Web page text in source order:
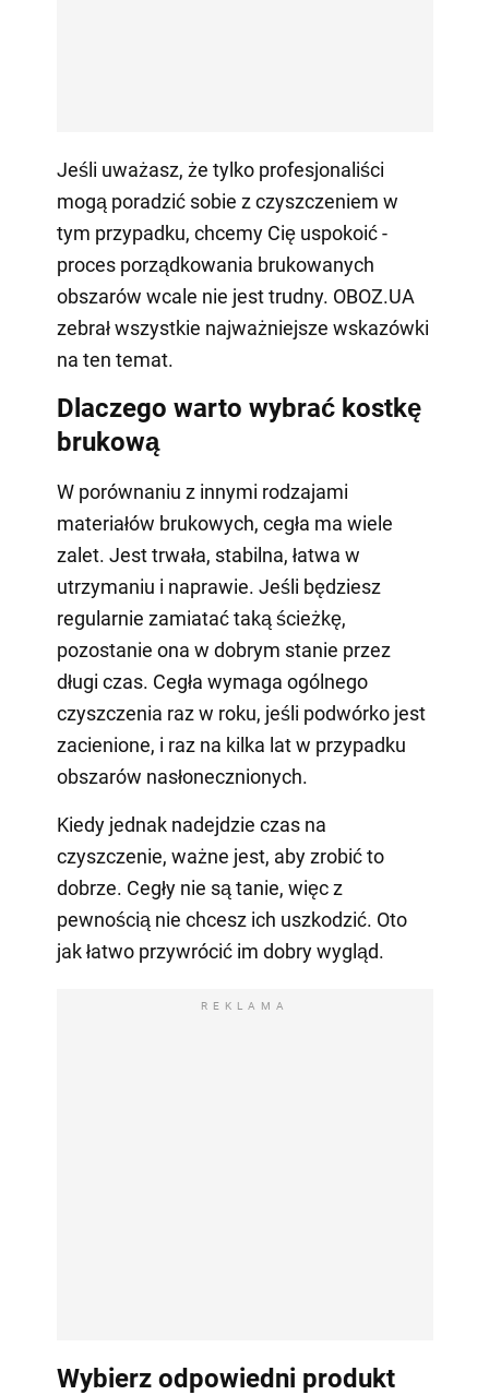
Jeśli uważasz, że tylko profesjonaliści
mogą poradzić sobie z czyszczeniem w
tym przypadku, chcemy Cię uspokoić -
proces porządkowania brukowanych
obszarów wcale nie jest trudny. OBOZ.UA
zebrał wszystkie najważniejsze wskazówki
na ten temat.
Dlaczego warto wybrać kostkę
brukową
W porównaniu z innymi rodzajami
materiałów brukowych, cegła ma wiele
zalet. Jest trwała, stabilna, łatwa w
utrzymaniu i naprawie. Jeśli będziesz
regularnie zamiatać taką ścieżkę,
pozostanie ona w dobrym stanie przez
długi czas. Cegła wymaga ogólnego
czyszczenia raz w roku, jeśli podwórko jest
zacienione, i raz na kilka lat w przypadku
obszarów nasłonecznionych.
Kiedy jednak nadejdzie czas na
czyszczenie, ważne jest, aby zrobić to
dobrze. Cegły nie są tanie, więc z
pewnością nie chcesz ich uszkodzić. Oto
jak łatwo przywrócić im dobry wygląd.
REKLAMA
Wybierz odpowiedni produkt